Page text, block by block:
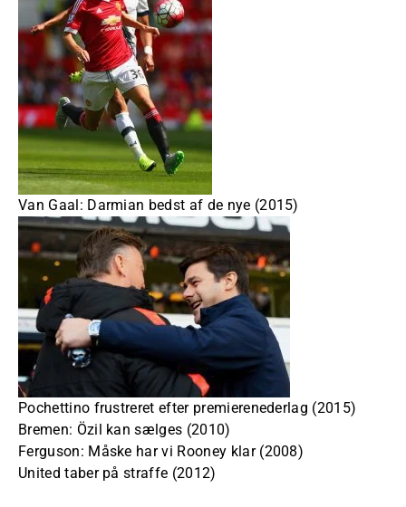
Van Gaal: Darmian bedst af de nye (2015)
Pochettino frustreret efter premierenederlag (2015)
Bremen: Özil kan sælges (2010)
Ferguson: Måske har vi Rooney klar (2008)
United taber på straffe (2012)